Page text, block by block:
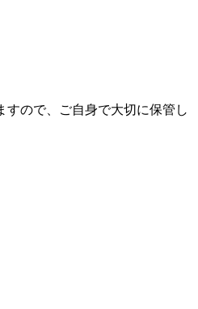
ので、ご自身で大切に保管し